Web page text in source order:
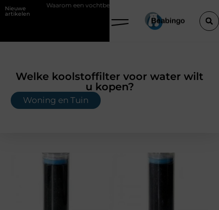
Nieuwe
artikelen
een vochtbestrijdingsbedrijf inschakelen vóór je verbouwt
Welke koolstoffilter voor water wilt
u kopen?
Woning en Tuin